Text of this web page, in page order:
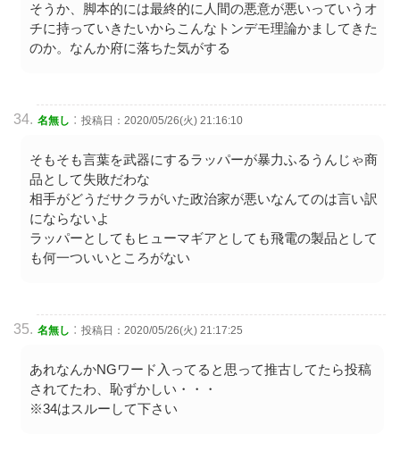
そうか、脚本的には最終的に人間の悪意が悪いっていうオ
チに持っていきたいからこんなトンデモ理論かましてきた
のか。なんか府に落ちた気がする
名無し : 投稿日：2020/05/26(火) 21:16:10
そもそも言葉を武器にするラッパーが暴力ふるうんじゃ商
品として失敗だわな
相手がどうだサクラがいた政治家が悪いなんてのは言い訳
にならないよ
ラッパーとしてもヒューマギアとしても飛電の製品として
も何一ついいところがない
名無し : 投稿日：2020/05/26(火) 21:17:25
あれなんかNGワード入ってると思って推古してたら投稿
されてたわ、恥ずかしい・・・
※34はスルーして下さい